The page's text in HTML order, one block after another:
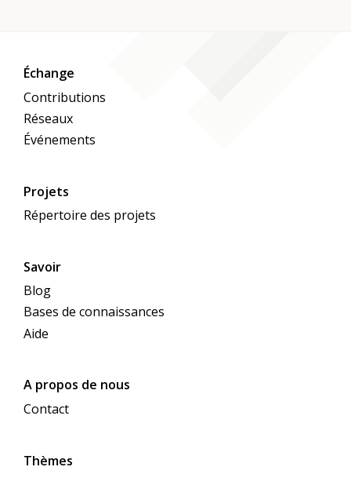
Échange
Contributions
Réseaux
Événements
Projets
Répertoire des projets
Savoir
Blog
Bases de connaissances
Aide
A propos de nous
Contact
Thèmes